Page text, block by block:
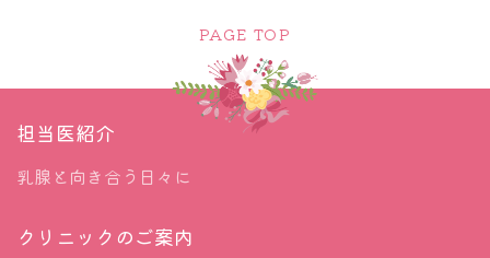
PAGE TOP
担当医紹介
乳腺と向き合う日々に
クリニックのご案内